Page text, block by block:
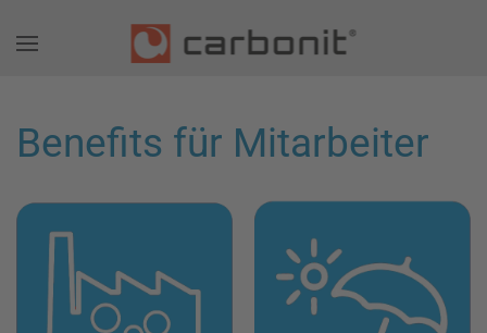
Benefits für Mitarbeiter